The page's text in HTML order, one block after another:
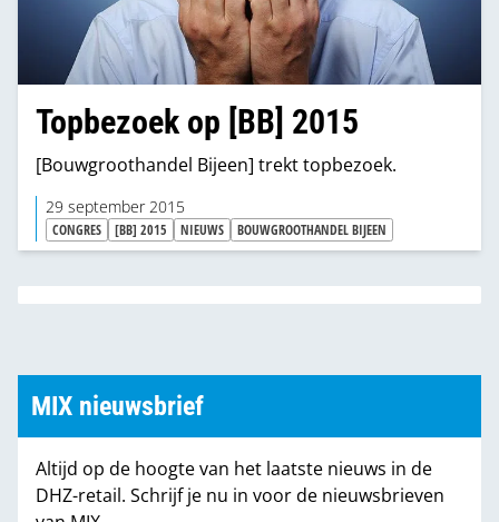
Topbezoek op [BB] 2015
[Bouwgroothandel Bijeen] trekt topbezoek.
29 september 2015
CONGRES [BB] 2015 NIEUWS BOUWGROOTHANDEL BIJEEN
MIX nieuwsbrief
Altijd op de hoogte van het laatste nieuws in de
DHZ-retail. Schrijf je nu in voor de nieuwsbrieven